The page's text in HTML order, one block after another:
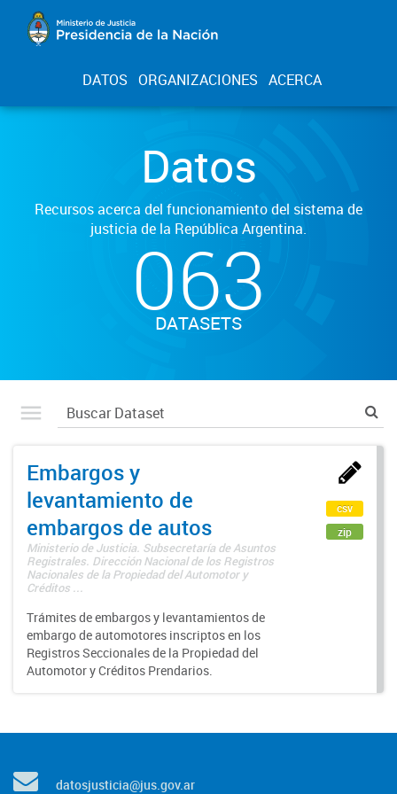
DATOS ORGANIZACIONES ACERCA
Datos
Recursos acerca del funcionamiento del sistema de
justicia de la República Argentina.
063
DATASETS
Embargos y
levantamiento de
embargos de autos
Ministerio de Justicia. Subsecretaría de Asuntos
Registrales. Dirección Nacional de los Registros
Nacionales de la Propiedad del Automotor y
Créditos ...
Trámites de embargos y levantamientos de
embargo de automotores inscriptos en los
Registros Seccionales de la Propiedad del
Automotor y Créditos Prendarios.
csv
zip
datosjusticia@jus.gov.ar